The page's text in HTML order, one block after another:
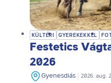
KÜLTÉRI GYEREKEKKEL
Festetics
2026
Gyenesdiás 2026. aug.